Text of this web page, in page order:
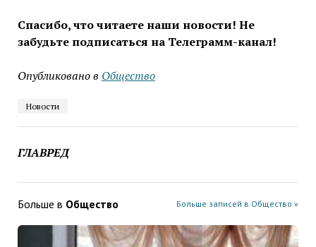
Спасибо, что читаете наши новости! Не
забудьте подписаться на Телеграмм-канал!
Опубликовано в Общество
Новости
ГЛАВРЕД
Больше в Общество Больше записей в Общество »